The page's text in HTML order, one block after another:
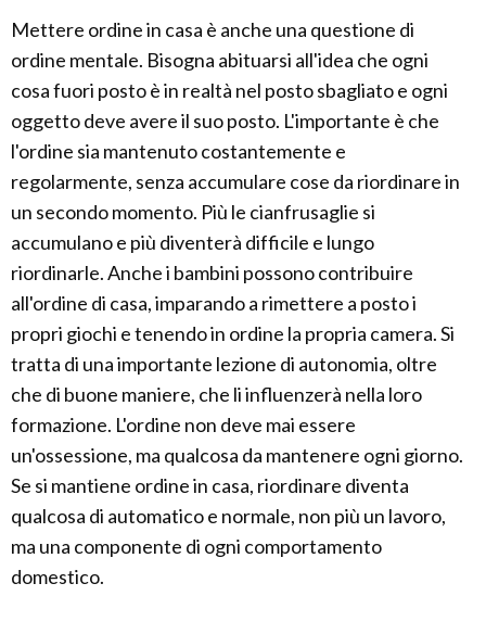
Mettere ordine in casa è anche una questione di
ordine mentale. Bisogna abituarsi all'idea che ogni
cosa fuori posto è in realtà nel posto sbagliato e ogni
oggetto deve avere il suo posto. L'importante è che
l'ordine sia mantenuto costantemente e
regolarmente, senza accumulare cose da riordinare in
un secondo momento. Più le cianfrusaglie si
accumulano e più diventerà difficile e lungo
riordinarle. Anche i bambini possono contribuire
all'ordine di casa, imparando a rimettere a posto i
propri giochi e tenendo in ordine la propria camera. Si
tratta di una importante lezione di autonomia, oltre
che di buone maniere, che li influenzerà nella loro
formazione. L'ordine non deve mai essere
un'ossessione, ma qualcosa da mantenere ogni giorno.
Se si mantiene ordine in casa, riordinare diventa
qualcosa di automatico e normale, non più un lavoro,
ma una componente di ogni comportamento
domestico.